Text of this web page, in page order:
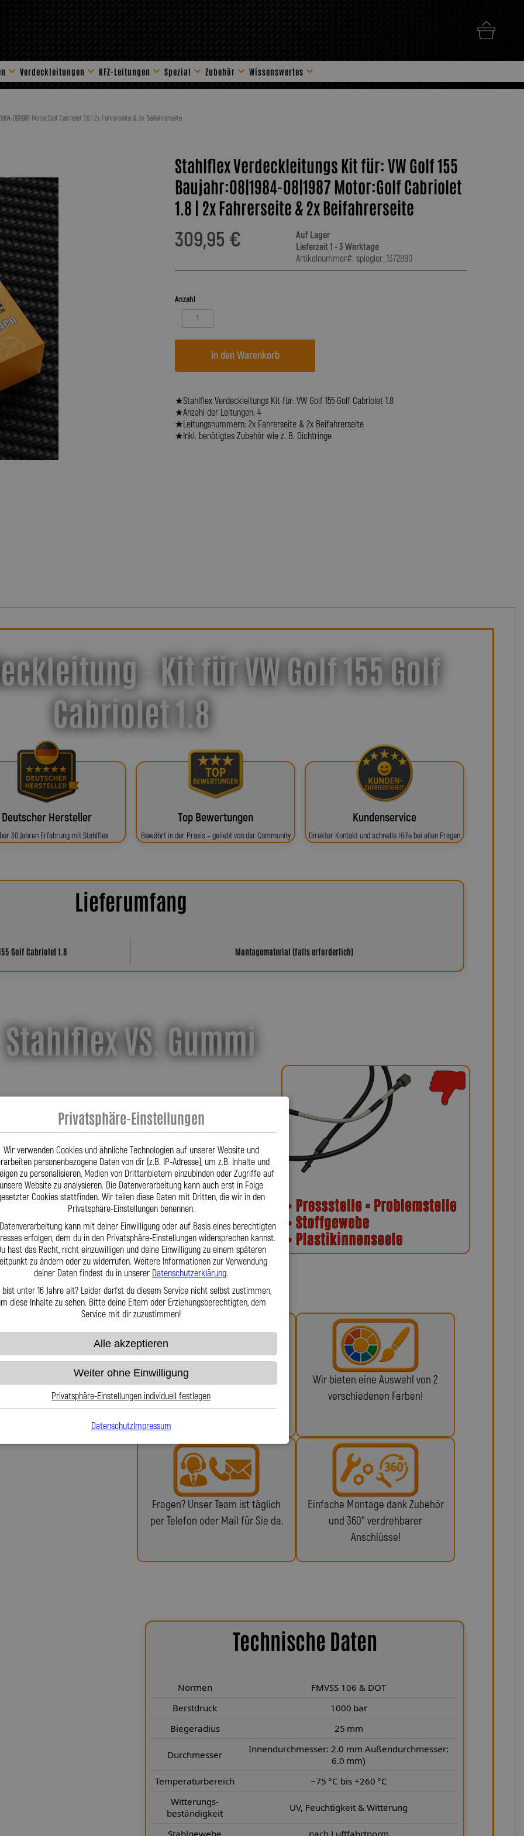
Verdeckleitungen KFZ-Leitungen Spezial Zubehör
Stahlflex Zubehör
Wissenswertes
08|1987 Motor:Golf Cabriolet 1.8 | 2x Fahrerseite & 2x Beifahrerseite
Stahlflex Verdeckleitungs Kit für: VW Golf 155
Baujahr:08|1984-08|1987 Motor:Golf Cabriolet
1.8 | 2x Fahrerseite & 2x Beifahrerseite
309,95 €
Auf Lager
Lieferzeit 1 - 3 Werktage
Artikelnummer#: spiegler_1372890
Anzahl
In den Warenkorb
★Stahlflex Verdeckleitungs Kit für: VW Golf 155 Golf Cabriolet 1.8
★Anzahl der Leitungen: 4
★Leitungsnummern: 2x Fahrerseite & 2x Beifahrerseite
★Inkl. benötigtes Zubehör wie z. B. Dichtringe
- Kit für VW Golf 155 Golf
Cabriolet 1.8
Deutscher Hersteller
30 Jahren Erfahrung mit Stahlflex
Top Bewertungen
Bewährt in der Praxis – geliebt von der Community
Kundenservice
Direkter Kontakt und schnelle Hilfe bei allen Fragen
Lieferumfang
Golf Cabriolet 1.8 Montagematerial (falls erforderlich)
Stahlflex VS. Gummi
Robust & langlebig
Kein Aufblähen unter Druck
UV- & korrosionsfest
Qualität, Präzision und
Unser Sortiment
und Ölleitungen sowie
echter deutscher Handwerkskunst
wir passgenaue Stahlflex-
zurück oder fertigen nach Ihren
keine Ersatzteile mehr liefert.
Bei uns erhalten Sie eine ABE
oder ein Teilegutachten (falls
notwendig)!
Wir bieten eine Auswahl von 2
verschiedenen Farben!
Fragen? Unser Team ist täglich
per Telefon oder Mail für Sie da.
Einfache Montage dank Zubehör
und 360° verdrehbarer
Anschlüsse!
Technische Daten
Normen
FMVSS 106 & DOT
Berstdruck
1000 bar
Biegeradius
25 mm
Durchmesser
Innendurchmesser: 2.0 mm Außendurchmesser:
6.0 mm)
Temperaturbereich
−75 °C bis +260 °C
Witterungs-
beständigkeit
UV, Feuchtigkeit & Witterung
Stahlgewebe
nach Luftfahrtnorm
Privatsphäre-Einstellungen
Wir verwenden Cookies und ähnliche Technologien auf unserer Website und
personenbezogene Daten von dir (z.B. IP-Adresse), um z.B. Inhalte und
zu personalisieren, Medien von Drittanbietern einzubinden oder Zugriffe auf
unsere Website zu analysieren. Die Datenverarbeitung kann auch erst in Folge
Cookies stattfinden. Wir teilen diese Daten mit Dritten, die wir in den
Privatsphäre-Einstellungen benennen.
kann mit deiner Einwilligung oder auf Basis eines berechtigten
erfolgen, dem du in den Privatsphäre-Einstellungen widersprechen kannst.
hast das Recht, nicht einzuwilligen und deine Einwilligung zu einem späteren
zu ändern oder zu widerrufen. Weitere Informationen zur Verwendung
deiner Daten findest du in unserer Datenschutzerklärung.
bist unter 16 Jahre alt? Leider darfst du diesem Service nicht selbst zustimmen,
diese Inhalte zu sehen. Bitte deine Eltern oder Erziehungsberechtigten, dem
Service mit dir zuzustimmen!
Alle akzeptieren
Weiter ohne Einwilligung
Privatsphäre-Einstellungen individuell festlegen
DatenschutzImpressum